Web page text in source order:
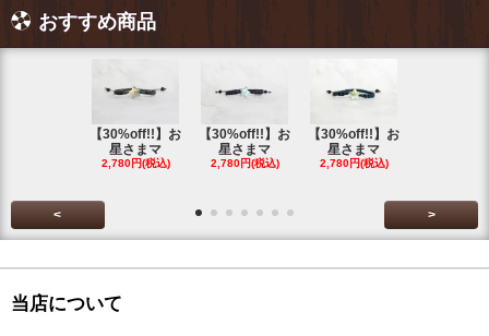
おすすめ商品
【30%off!!】お
星さまマ
2,780円(税込)
【30%off!!】お
星さまマ
2,780円(税込)
【30%off!!】お
星さまマ
2,780円(税込)
< >
当店について